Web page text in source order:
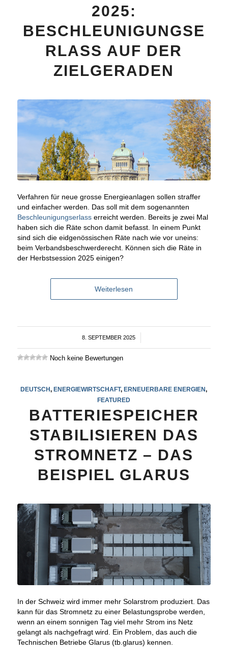
2025:
BESCHLEUNIGUNGSE
RLASS AUF DER
ZIELGERADEN
Verfahren für neue grosse Energieanlagen sollen straffer
und einfacher werden. Das soll mit dem sogenannten
Beschleunigungserlasserreicht werden. Bereits je zwei Mal
haben sich die Räte schon damit befasst. In einem Punkt
sind sich die eidgenössischen Räte nach wie vor uneins:
beim Verbandsbeschwerderecht. Können sich die Räte in
der Herbstsession 2025 einigen?
Weiterlesen
8. SEPTEMBER 2025
/
Noch keine Bewertungen
DEUTSCH, ENERGIEWIRTSCHAFT, ERNEUERBARE ENERGIEN,
FEATURED
BATTERIESPEICHER
STABILISIEREN DAS
STROMNETZ – DAS
BEISPIEL GLARUS
In der Schweiz wird immer mehr Solarstrom produziert. Das
kann für das Stromnetz zu einer Belastungsprobe werden,
wenn an einem sonnigen Tag viel mehr Strom ins Netz
gelangt als nachgefragt wird. Ein Problem, das auch die
Technischen Betriebe Glarus (tb.glarus) kennen.